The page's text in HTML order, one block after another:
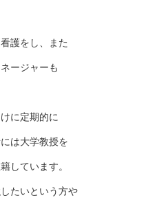
護をし、また
ージャーも
に定期的に
は大学教授を
しています。
たいという方や